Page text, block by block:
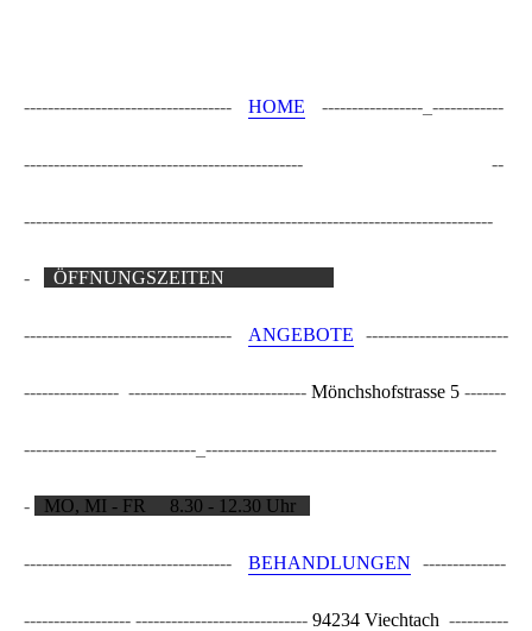
----------------------------------- HOME -----------------_------------
----------------------------------------------- --
-------------------------------------------------------------------------------
- ÖFFNUNGSZEITEN
----------------------------------- ANGEBOTE ------------------------
---------------- ------------------------------ Mönchshofstrasse 5 -------
-----------------------------_-------------------------------------------------
- MO, MI - FR 8.30 - 12.30 Uhr
----------------------------------- BEHANDLUNGEN --------------
------------------ ----------------------------- 94234 Viechtach ----------